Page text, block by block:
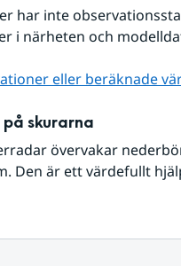
har inte
i närheten och
eller beräknade
på skurarna
övervakar
Den är ett värdefullt